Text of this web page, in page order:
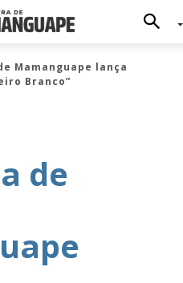
Mamanguape lança
Branco”
de